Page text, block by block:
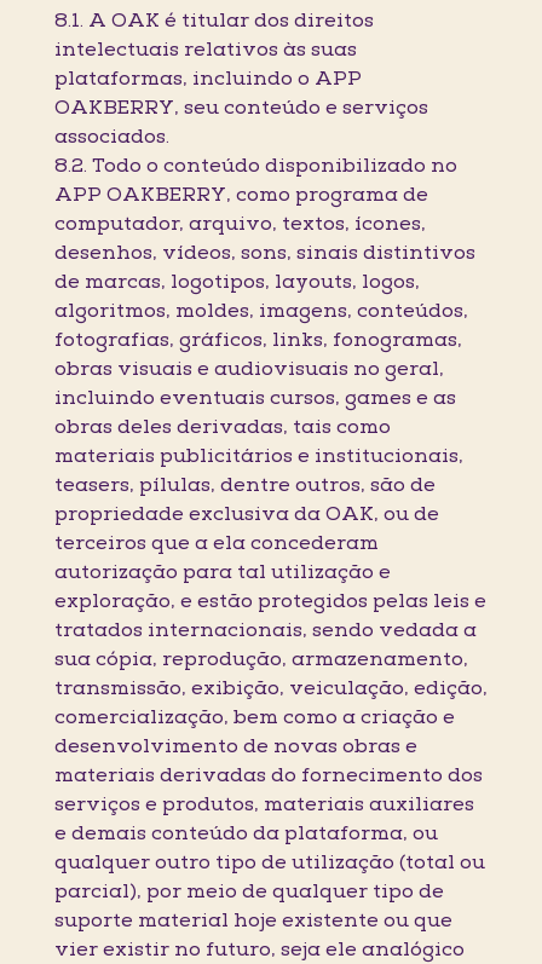
8.1. A OAK é titular dos direitos
intelectuais relativos às suas
plataformas, incluindo o APP
OAKBERRY, seu conteúdo e serviços
associados.
8.2. Todo o conteúdo disponibilizado no
APP OAKBERRY, como programa de
computador, arquivo, textos, ícones,
desenhos, vídeos, sons, sinais distintivos
de marcas, logotipos, layouts, logos,
algoritmos, moldes, imagens, conteúdos,
fotografias, gráficos, links, fonogramas,
obras visuais e audiovisuais no geral,
incluindo eventuais cursos, games e as
obras deles derivadas, tais como
materiais publicitários e institucionais,
teasers, pílulas, dentre outros, são de
propriedade exclusiva da OAK, ou de
terceiros que a ela concederam
autorização para tal utilização e
exploração, e estão protegidos pelas leis e
tratados internacionais, sendo vedada a
sua cópia, reprodução, armazenamento,
transmissão, exibição, veiculação, edição,
comercialização, bem como a criação e
desenvolvimento de novas obras e
materiais derivadas do fornecimento dos
serviços e produtos, materiais auxiliares
e demais conteúdo da plataforma, ou
qualquer outro tipo de utilização (total ou
parcial), por meio de qualquer tipo de
suporte material hoje existente ou que
vier existir no futuro, seja ele analógico